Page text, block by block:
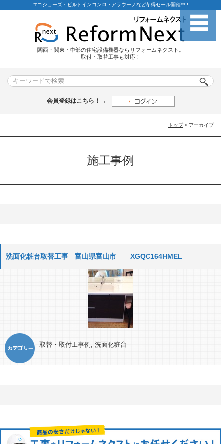
エコジョーズ・ビルトインコンロ・アラウーノなど冬得セール開催中!!
関西・関東・中部の住宅設備機器ならリフォームネクスト。
取付・取替工事も対応！
会員登録はこちら！→
トップ > アーカイブ
施工事例
洗面化粧台取替工事 富山県富山市 XGQC164HMEL
取替・取付工事例 , 洗面化粧台